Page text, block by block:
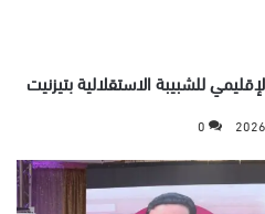
للشبيبة الاستقلالية بتيزنيت
0